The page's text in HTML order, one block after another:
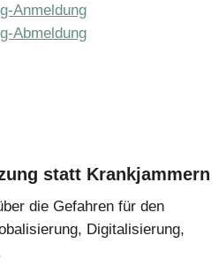
Anmeldung
Abmeldung
statt Krankjammern
die Gefahren für den
Digitalisierung,